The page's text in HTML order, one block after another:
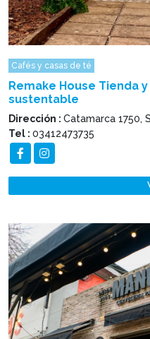
Cafés y casas de té
Remake House Tienda
sustentable
Dirección : Catamarca 1750,
Tel : 03412473735